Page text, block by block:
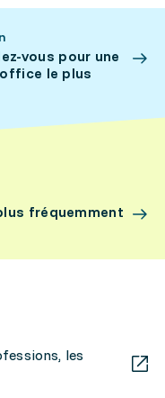
vous pour une
le plus
fréquemment
les